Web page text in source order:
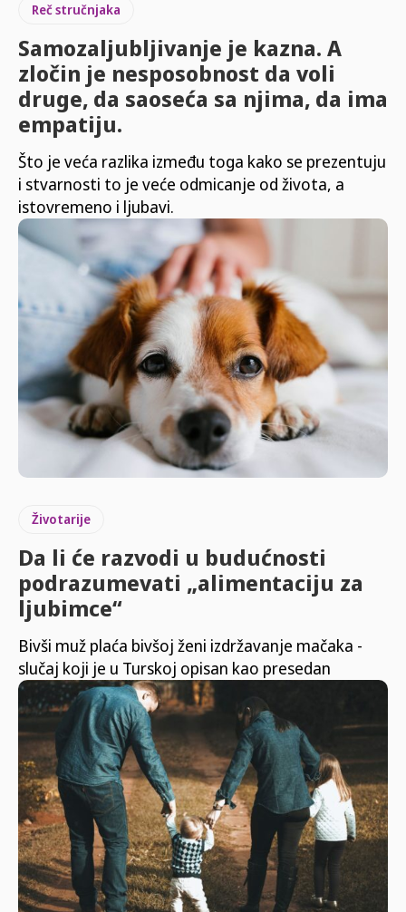
Reč stručnjaka
Samozaljubljivanje je kazna. A
zločin je nesposobnost da voli
druge, da saoseća sa njima, da ima
empatiju.
Što je veća razlika između toga kako se prezentuju
i stvarnosti to je veće odmicanje od života, a
istovremeno i ljubavi.
Životarije
Da li će razvodi u budućnosti
podrazumevati „alimentaciju za
ljubimce“
Bivši muž plaća bivšoj ženi izdržavanje mačaka -
slučaj koji je u Turskoj opisan kao presedan